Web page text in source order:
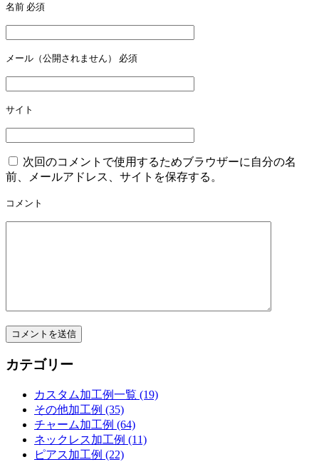
ー
シ
ョ
ン
名前 必須
メール（公開されません） 必須
サイト
次回のコメントで使用するためブラウザーに自分の名
前、メールアドレス、サイトを保存する。
コメント
カテゴリー
カスタム加工例一覧 (19)
その他加工例 (35)
チャーム加工例 (64)
ネックレス加工例 (11)
ピアス加工例 (22)